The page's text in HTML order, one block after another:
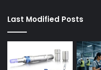
Last Modified Posts